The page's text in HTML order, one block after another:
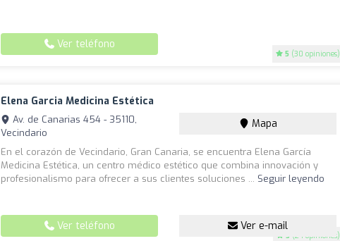
5 (30 opiniones)
Ver teléfono
Elena Garcia Medicina Estética
5 (24 opiniones)
Av. de Canarias 454 - 35110,
Vecindario
Mapa
En el corazón de Vecindario, Gran Canaria, se encuentra Elena García
Medicina Estética, un centro médico estético que combina innovación y
profesionalismo para ofrecer a sus clientes soluciones ... Seguir leyendo
Ver teléfono Ver e-mail